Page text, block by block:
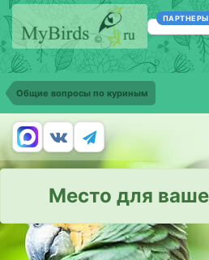
ПАРТНЕРЫ
Общие вопросы по куриным
Место для